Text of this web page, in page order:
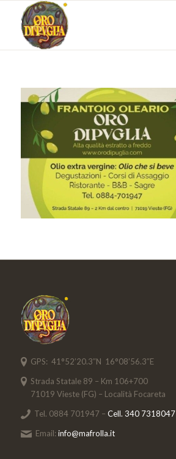
GPS: 41°52’20.3″N 16°08’56.3″E
Strada Statale 89 – Km 106+700
71019 Vieste (FG) – Località Focareta
Tel. 0884 701947 –Cell. 340 7318047
Email:info@mafrolla.it